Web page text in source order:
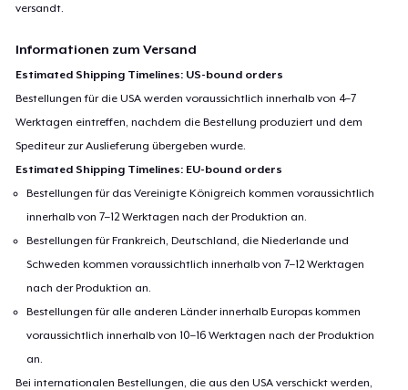
versandt.
Informationen zum Versand
Estimated Shipping Timelines: US-bound orders
Bestellungen für die USA werden voraussichtlich innerhalb von 4–7
Werktagen eintreffen, nachdem die Bestellung produziert und dem
Spediteur zur Auslieferung übergeben wurde.
Estimated Shipping Timelines: EU-bound orders
Bestellungen für das Vereinigte Königreich kommen voraussichtlich
innerhalb von 7–12 Werktagen nach der Produktion an.
Bestellungen für Frankreich, Deutschland, die Niederlande und
Schweden kommen voraussichtlich innerhalb von 7–12 Werktagen
nach der Produktion an.
Bestellungen für alle anderen Länder innerhalb Europas kommen
voraussichtlich innerhalb von 10–16 Werktagen nach der Produktion
an.
Bei internationalen Bestellungen, die aus den USA verschickt werden,